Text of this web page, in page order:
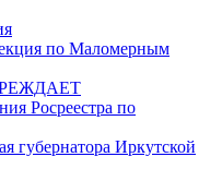
по Маломерным
Росреестра по
губернатора Иркутской